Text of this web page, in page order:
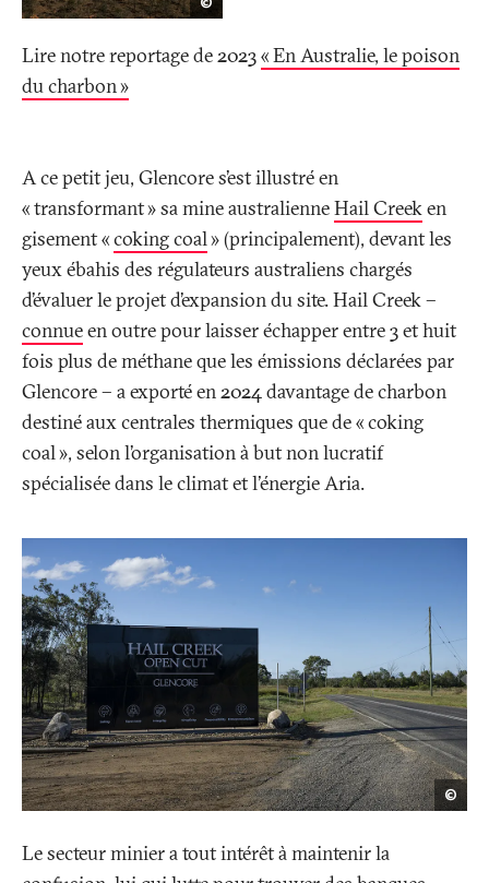
Lire notre reportage de 2023«En Australie, le poison
du charbon»
A ce petit jeu, Glencore s’est illustré en
«transformant» sa mine australienneHail Creeken
gisement «coking coal» (principalement), devant les
yeux ébahis des régulateurs australiens chargés
d’évaluer le projet d’expansion du site. Hail Creek –
connueen outre pour laisser échapper entre 3 et huit
fois plus de méthane que les émissions déclarées par
Glencore – a exporté en 2024 davantage de charbon
destiné aux centrales thermiques que de «coking
coal», selon l’organisation à but non lucratif
spécialisée dans le climat et l'énergie Aria.
©
Le secteur minier a tout intérêt à maintenir la